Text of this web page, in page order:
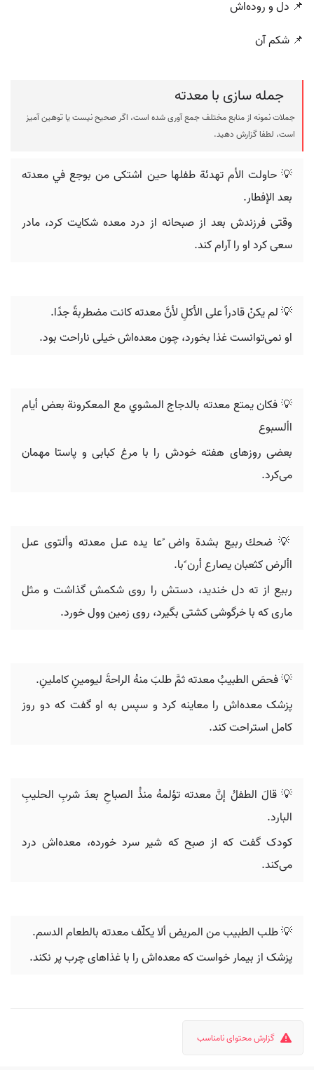
📌 دل و روده‌اش
📌 شکم آن
جمله سازی با معدته
جملات نمونه از منابع مختلف جمع آوری شده است، اگر صحیح نیست یا توهین آمیز
است، لطفا گزارش دهید.
💡 حاولت الأم تهدئة طفلها حين اشتكى من بوجع في معدته
بعد الإفطار.
وقتی فرزندش بعد از صبحانه از درد معده شکایت کرد، مادر
سعی کرد او را آرام کند.
💡 لم يكنْ قادراً على الأكلِ لأنَّ معدته كانت مضطربةً جدًا.
او نمی‌توانست غذا بخورد، چون معده‌اش خیلی ناراحت بود.
💡 ‬فكان يمتع معدته بالدجاج‬ ‫المشوي مع المعكرونة بعض أيام
األسبوع‪
بعضی روزهای هفته خودش را با مرغ کبابی و پاستا مهمان
می‌کرد.
💡 ‫ضحك ربيع بشدة واض ًعا يده عىل معدته وألتوى عىل
األرض كثعبان‬ ‫يصارع أرن ًبا‪.
ربیع از ته دل خندید، دستش را روی شکمش گذاشت و مثل
ماری که با خرگوشی کشتی بگیرد، روی زمین وول خورد.
💡 فحصَ الطبيبُ معدته ثمَّ طلبَ منهُ الراحةَ ليومينِ كاملينِ.
پزشک معده‌اش را معاینه کرد و سپس به او گفت که دو روز
کامل استراحت کند.
💡 قالَ الطفلُ إنَّ معدته تؤلمهُ منذُ الصباحِ بعدَ شربِ الحليبِ
البارد.
کودک گفت که از صبح که شیر سرد خورده، معده‌اش درد
می‌کند.
💡 طلب الطبيب من المريض ألا يكلّف معدته بالطعام الدسم.
پزشک از بیمار خواست که معده‌اش را با غذاهای چرب پر نکند.
گزارش محتوای نامناسب